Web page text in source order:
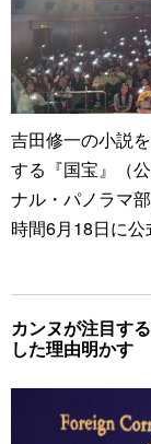
吉田修一の小説
する『国宝』（
ナル・パノラマ
時間6月18日に公
カンヌが注目す
した理由明かす